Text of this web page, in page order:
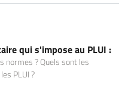
qui s'impose au PLUI :
normes ? Quels sont les
PLUI ?